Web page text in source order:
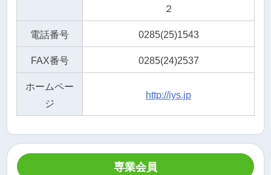
２
電話番号
0285(25)1543
FAX番号
0285(24)2537
ホームペー
ジ
http://iys.jp
専業会員